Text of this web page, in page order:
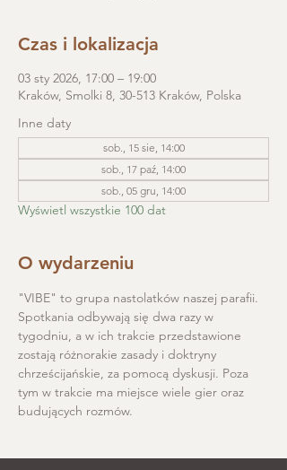
Czas i lokalizacja
03 sty 2026, 17:00 – 19:00
Kraków, Smolki 8, 30-513 Kraków, Polska
Inne daty
sob., 15 sie, 14:00
sob., 17 paź, 14:00
sob., 05 gru, 14:00
Wyświetl wszystkie 100 dat
O wydarzeniu
"VIBE" to grupa nastolatków naszej parafii.
Spotkania odbywają się dwa razy w
tygodniu, a w ich trakcie przedstawione
zostają różnorakie zasady i doktryny
chrześcijańskie, za pomocą dyskusji. Poza
tym w trakcie ma miejsce wiele gier oraz
budujących rozmów.